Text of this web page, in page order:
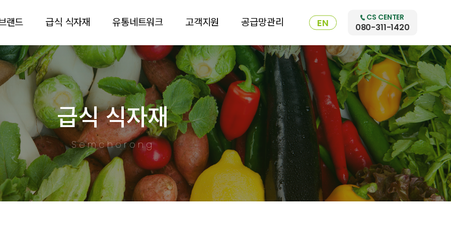
랜드 급식 식자재 유통네트워크 고객지원 공급망관리 EN CS CENTER
080-311-1420
급식 식자재
Semchorong